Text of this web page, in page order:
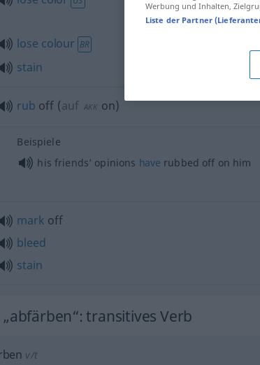
lose colour BR
stain
rub off (auf AKK on)
Beispiele
his friends’ opinions have rubbed off on him
mark off
bleed
stain
„abfärben“: transitives Verb
v/t
Werbung und Inhalten,
Liste der Partner